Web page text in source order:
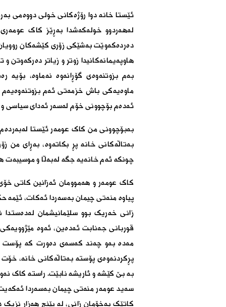
ئێستا خانە دوا رۆژەکانى خولى دووەمى
لەهەردوو خولەکەشدا بەڕێز کاک
دەردەکەوێت بەشێکى زۆرى کێشەکان
هاوپەیمانەکانیدا زوتر و زیاتر
بەم بزوتنەوەى گۆڕانەوە نەماوە، بۆیە
ماوەیەکى باش خزمەتى ئەم بزوتنەوەیەم
ئەدەم بۆچوونى خۆم لەسەر ئەداى سیاسى
بەبۆچوونى من کاک عومەر ئێستا
بەتاڵەکانى خانە پڕ بکاتەوە، بەڕاى من
چونکە ئەم خانەیە جگە لەبەڵا و موسیبەت
کاک عومەر و هەموومان ئەزانین کاتى
پیاوە منەتى چیمان بەسەردا ئەکات، ئێمە
زانى خەریک بوو سلێمانیشمان
قوربانى جەنابت ئەدەین، ئەوە
مەدە بەو چەند کەسەى دەورت کە پۆست
پڕکردنەوەى پۆستە بەتاڵەکانى خانە،
بە بێ کێشە و ئاریشە نابێت. راستە کاک
سەید عومەر منەتى چیمان بەسەردا